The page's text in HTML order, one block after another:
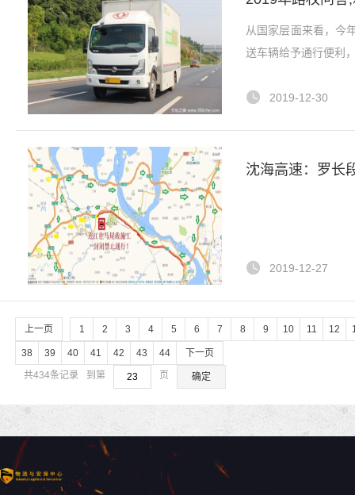
从国家层面来看，今
送车辆给予通行便利
2019-12-30
沈海高速：罗长
2019-12-27
上一页 1 2 3 4 5 6 7 8 9 10 11 12
38 39 40 41 42 43 44
下一页
共434条记录
到第 页 确定